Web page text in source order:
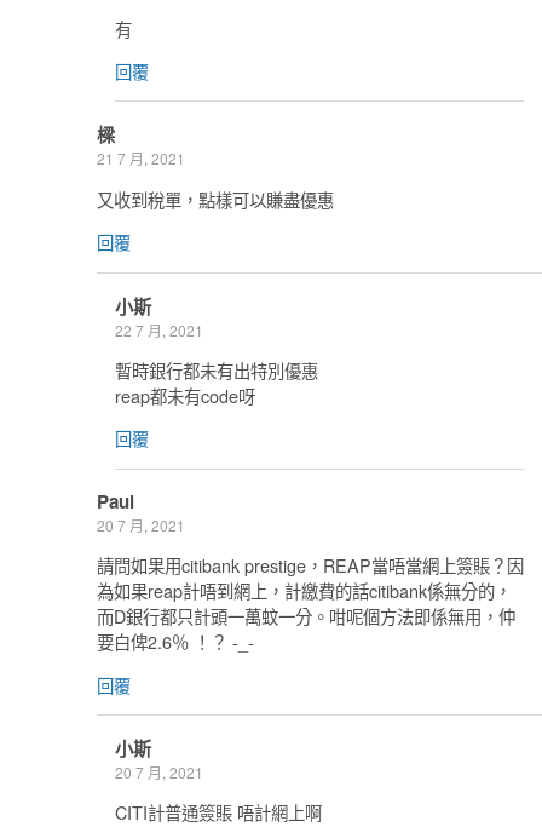
有
回覆
樑
21 7 月, 2021
又收到稅單，點樣可以賺盡優惠
回覆
小斯
22 7 月, 2021
暫時銀行都未有出特別優惠
reap都未有code呀
回覆
Paul
20 7 月, 2021
請問如果用citibank prestige，REAP當唔當網上簽賬？因
為如果reap計唔到網上，計繳費的話citibank係無分的，
而D銀行都只計頭一萬蚊一分。咁呢個方法即係無用，仲
要白俾2.6％ ！？ -_-
回覆
小斯
20 7 月, 2021
CITI計普通簽賬 唔計網上啊